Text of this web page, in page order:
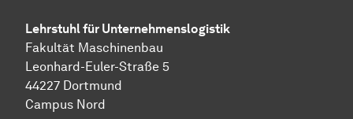
Lehrstuhl für Unternehmenslogistik
Fakultät Maschinenbau
Leonhard-Euler-Straße 5
44227 Dortmund
Campus Nord